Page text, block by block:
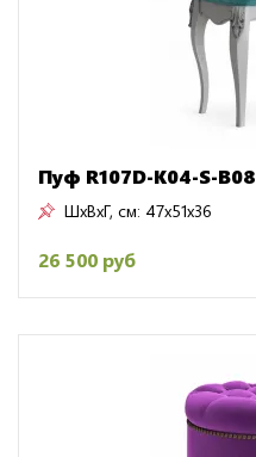
Пуф R107D-K04-S-
ШxВxГ, см: 47x51x36
26 500 руб